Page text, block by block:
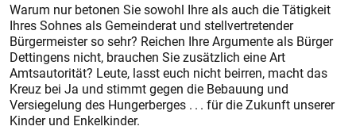
Warum nur betonen Sie sowohl Ihre als auch die Tätigkeit
Ihres Sohnes als Gemeinderat und stellvertretender
Bürgermeister so sehr? Reichen Ihre Argumente als Bürger
Dettingens nicht, brauchen Sie zusätzlich eine Art
Amtsautorität? Leute, lasst euch nicht be­irren, macht das
Kreuz bei Ja und stimmt gegen die Bebauung und
Versiegelung des Hungerberges . . . für die Zukunft unserer
Kinder und Enkelkinder.